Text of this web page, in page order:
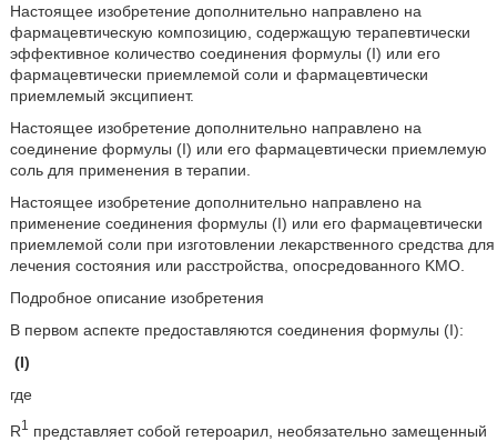
Настоящее изобретение дополнительно направлено на
фармацевтическую композицию, содержащую терапевтически
эффективное количество соединения формулы (I) или его
фармацевтически приемлемой соли и фармацевтически
приемлемый эксципиент.
Настоящее изобретение дополнительно направлено на
соединение формулы (I) или его фармацевтически приемлемую
соль для применения в терапии.
Настоящее изобретение дополнительно направлено на
применение соединения формулы (I) или его фармацевтически
приемлемой соли при изготовлении лекарственного средства для
лечения состояния или расстройства, опосредованного KMO.
Подробное описание изобретения
В первом аспекте предоставляются соединения формулы (I):
(I)
где
R1
представляет собой гетероарил, необязательно замещенный